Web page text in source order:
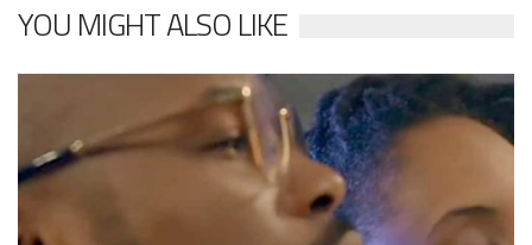
YOU MIGHT ALSO LIKE